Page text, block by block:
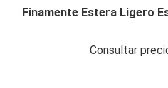
Finamente Estera Ligero
Consultar